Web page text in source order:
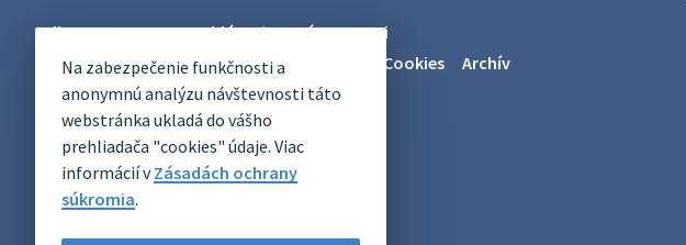
Na zabezpečenie funkčnosti a
anonymnú analýzu návštevnosti táto
webstránka ukladá do vášho
prehliadača "cookies" údaje. Viac
informácií vZásadách ochrany
súkromia.
Odber RSS
Mapa
Vyhlásenie o prístupnosti
Zásady ochrany osobných údajov
Nastaviť Cookies Archív